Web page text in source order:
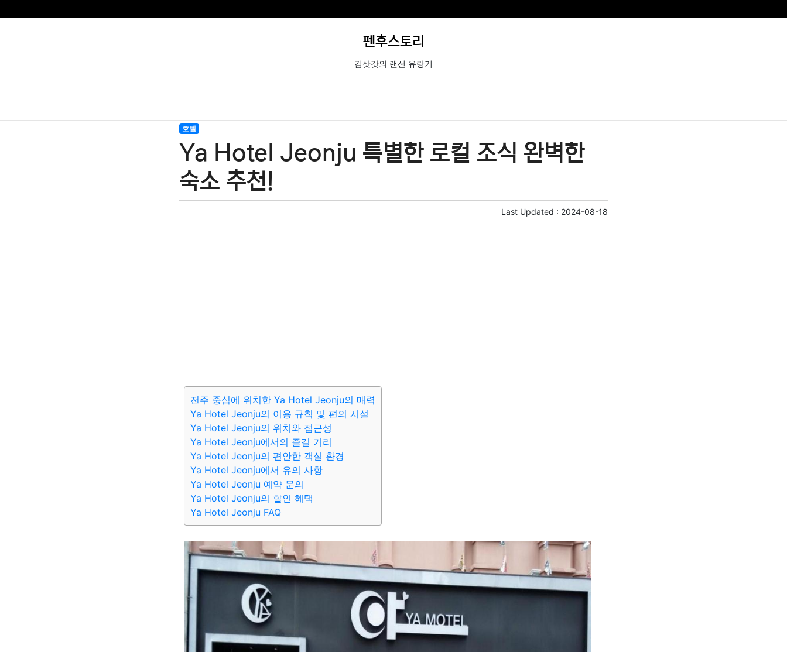
펜후스토리
김삿갓의 랜선 유랑기
호텔
Ya Hotel Jeonju 특별한 로컬 조식 완벽한
숙소 추천!
Last Updated : 2024-08-18
전주 중심에 위치한 Ya Hotel Jeonju의 매력
Ya Hotel Jeonju의 이용 규칙 및 편의 시설
Ya Hotel Jeonju의 위치와 접근성
Ya Hotel Jeonju에서의 즐길 거리
Ya Hotel Jeonju의 편안한 객실 환경
Ya Hotel Jeonju에서 유의 사항
Ya Hotel Jeonju 예약 문의
Ya Hotel Jeonju의 할인 혜택
Ya Hotel Jeonju FAQ